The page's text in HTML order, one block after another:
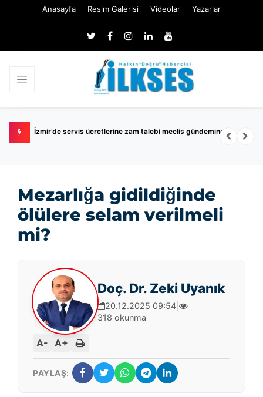
Anasayfa Resim Galerisi Videolar Yazarlar
Menderes Belediyesi soruşturmasında 16 şüpheli adliyeye
Mezarlığa gidildiğinde
ölülere selam verilmeli
mi?
Doç. Dr. Zeki Uyanık
20.12.2025 09:54
318 okunma
A- A+
PAYLAŞ: